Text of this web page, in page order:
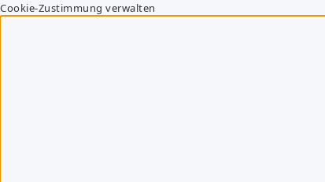
Cookie-Zustimmung verwalten